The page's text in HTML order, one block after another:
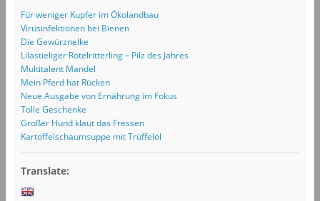
Für weniger Kupfer im Ökolandbau
Virusinfektionen bei Bienen
Die Gewürznelke
Lilastieliger Rötelritterling – Pilz des Jahres
Multitalent Mandel
Mein Pferd hat Rücken
Neue Ausgabe von Ernährung im Fokus
Tolle Geschenke
Großer Hund klaut das Fressen
Kartoffelschaumsuppe mit Trüffelöl
Translate: